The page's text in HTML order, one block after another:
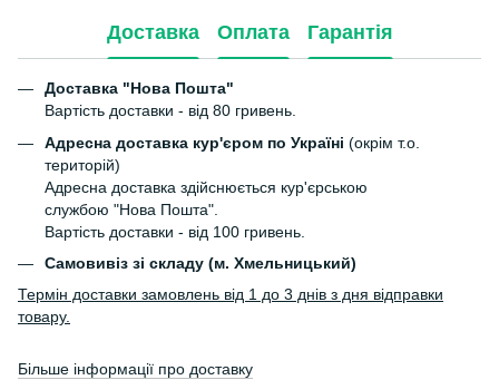
Доставка Оплата Гарантія
Доставка "Нова Пошта"
Вартість доставки - від 80 гривень.
Адресна доставка кур'єром по Україні (окрім т.о.
територій)
Адресна доставка здійснюється кур'єрською
службою "Нова Пошта".
Вартість доставки - від 100 гривень.
Самовивіз зі складу (м. Хмельницький)
Термін доставки замовлень від 1 до 3 днів з дня відправки
товару.
Більше інформації про доставку